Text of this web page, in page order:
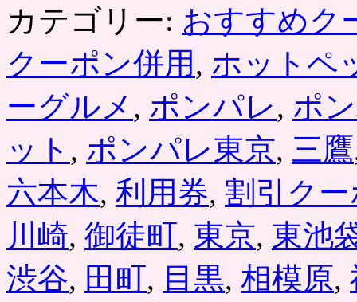
カテゴリー: おすすめク
クーポン併用 , ホットペ
ーグルメ , ポンパレ, ポ
ット , ポンパレ東京, 三鷹
六本木, 利用券, 割引ク
川崎, 御徒町, 東京, 東池
渋谷, 田町, 目黒, 相模原,